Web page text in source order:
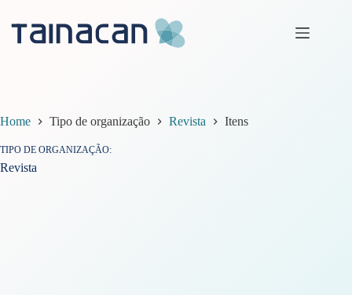
conteúdo
Home Tipo de organização Revista Itens
TIPO DE ORGANIZAÇÃO
Revista